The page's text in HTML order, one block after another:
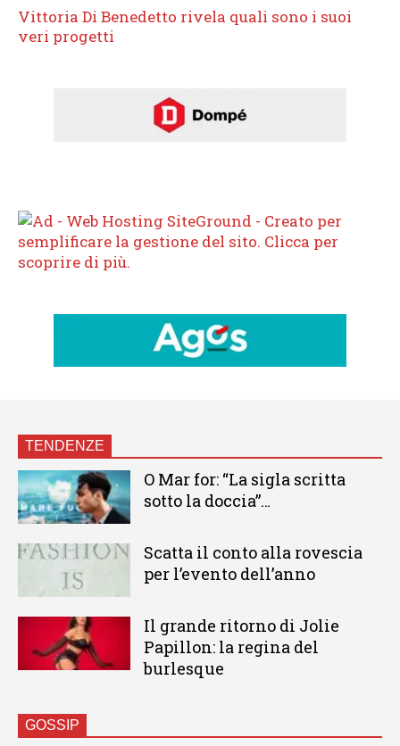
Vittoria Di Benedetto rivela quali sono i suoi
veri progetti
TENDENZE
O Mar for: “La sigla scritta
sotto la doccia”…
Scatta il conto alla rovescia
per l’evento dell’anno
Il grande ritorno di Jolie
Papillon: la regina del
burlesque
GOSSIP